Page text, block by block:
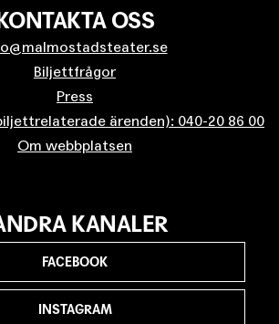
OSS
Biljettfrågor
Press
ärenden): 040-20 86 00
Om webbplatsen
KANALER
FACEBOOK
INSTAGRAM